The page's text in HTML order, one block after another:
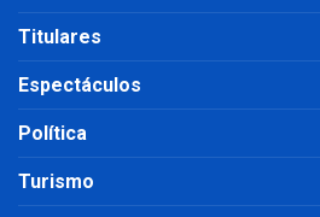
Titulares
Espectáculos
Política
Turismo